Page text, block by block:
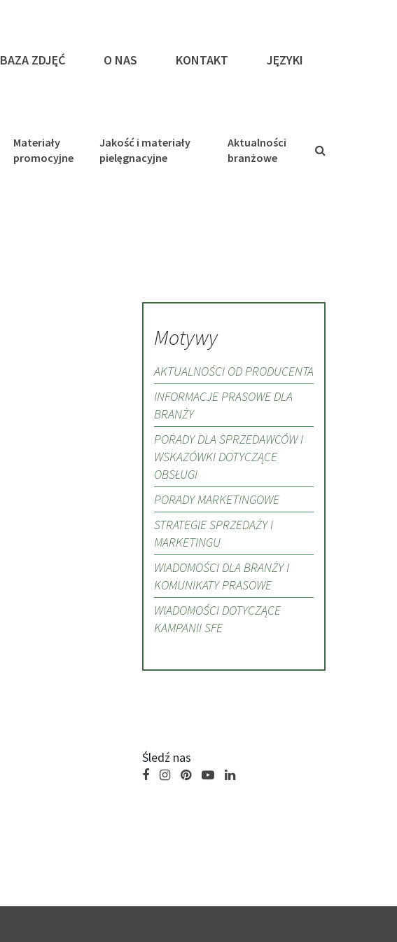
BAZA ZDJĘĆ O NAS KONTAKT JĘZYKI
Materiały
promocyjne
Jakość i materiały
pielęgnacyjne
Aktualności
branżowe
Motywy
AKTUALNOŚCI OD PRODUCENTA
INFORMACJE PRASOWE DLA
BRANŻY
PORADY DLA SPRZEDAWCÓW I
WSKAZÓWKI DOTYCZĄCE
OBSŁUGI
PORADY MARKETINGOWE
STRATEGIE SPRZEDAŻY I
MARKETINGU
WIADOMOŚCI DLA BRANŻY I
KOMUNIKATY PRASOWE
WIADOMOŚCI DOTYCZĄCE
KAMPANII SFE
Śledź nas